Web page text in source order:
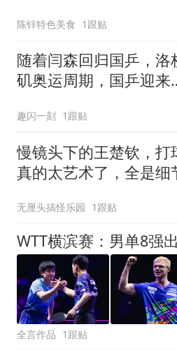
陈锌特色美食 1跟贴
随着闫森回归国乒，洛
矶奥运周期，国乒迎来
趣闪一刻 1跟贴
慢镜头下的王楚钦，打
真的太艺术了，全是细
无厘头搞怪乐园 1跟贴
全言作品 1跟贴